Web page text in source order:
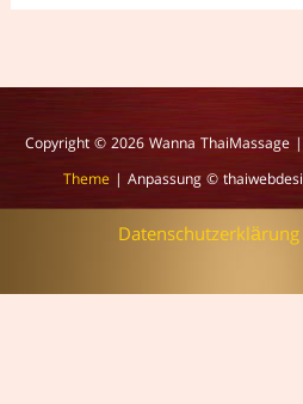
Copyright © 2026Wanna ThaiMassage
Theme| Anpassung ©
Datenschutzerklärung